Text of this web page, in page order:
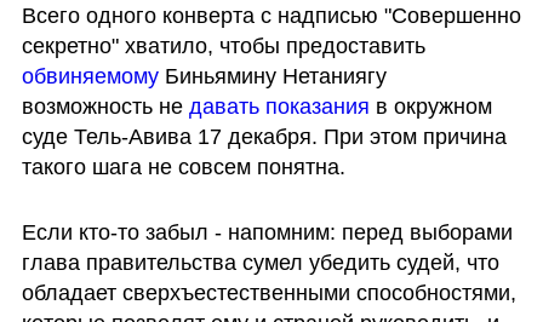
Всего одного конверта с надписью "Совершенно
секретно" хватило, чтобы предоставить
обвиняемому Биньямину Нетаниягу
возможность не давать показания в окружном
суде Тель-Авива 17 декабря. При этом причина
такого шага не совсем понятна.
Если кто-то забыл - напомним: перед выборами
глава правительства сумел убедить судей, что
обладает сверхъестественными способностями,